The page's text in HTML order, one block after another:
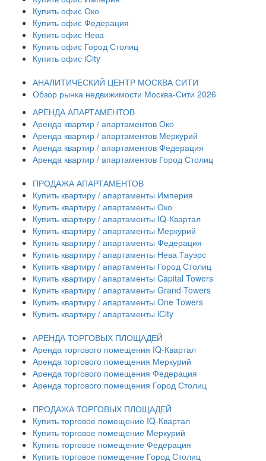
Купить офис Око
Купить офис Федерация
Купить офис Нева
Купить офис Город Столиц
Купить офис iCity
АНАЛИТИЧЕСКИЙ ЦЕНТР МОСКВА СИТИ
Обзор рынка недвижимости Москва-Сити 2026
АРЕНДА АПАРТАМЕНТОВ
Аренда квартир / апартаментов Око
Аренда квартир / апартаментов Меркурий
Аренда квартир / апартаментов Федерация
Аренда квартир / апартаментов Город Столиц
ПРОДАЖА АПАРТАМЕНТОВ
Купить квартиру / апартаменты Империя
Купить квартиру / апартаменты Око
Купить квартиру / апартаменты IQ-Квартал
Купить квартиру / апартаменты Меркурий
Купить квартиру / апартаменты Федерация
Купить квартиру / апартаменты Нева Тауэрс
Купить квартиру / апартаменты Город Столиц
Купить квартиру / апартаменты Capital Towers
Купить квартиру / апартаменты Grand Towers
Купить квартиру / апартаменты One Towers
Купить квартиру / апартаменты iCity
АРЕНДА ТОРГОВЫХ ПЛОЩАДЕЙ
Аренда торгового помещения IQ-Квартал
Аренда торгового помещения Меркурий
Аренда торгового помещения Федерация
Аренда торгового помещения Город Столиц
ПРОДАЖА ТОРГОВЫХ ПЛОЩАДЕЙ
Купить торговое помещение IQ-Квартал
Купить торговое помещение Меркурий
Купить торговое помещение Федерация
Купить торговое помещение Город Столиц